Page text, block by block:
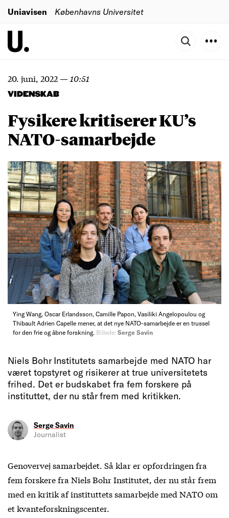
Uniavisen Københavns Universitet
20. juni, 2022— 10:51
VIDENSKAB
Fysikere kritiserer KU’s
NATO-samarbejde
Ying Wang, Oscar Erlandsson, Camille Papon, Vasiliki Angelopoulou og
Thibault Adrien Capelle mener, at det nye NATO-samarbejde er en trussel
for den frie og åbne forskning. Billede: Serge Savin
Niels Bohr Institutets samarbejde med NATO har
været topstyret og risikerer at true universitetets
frihed. Det er budskabet fra fem forskere på
instituttet, der nu står frem med kritikken.
Serge Savin
Journalist
Genovervej samarbejdet. Så klar er opfordringen fra
fem forskere fra Niels Bohr Institutet, der nu står frem
med en kritik af instituttets samarbejde med NATO om
et kvanteforskningscenter.